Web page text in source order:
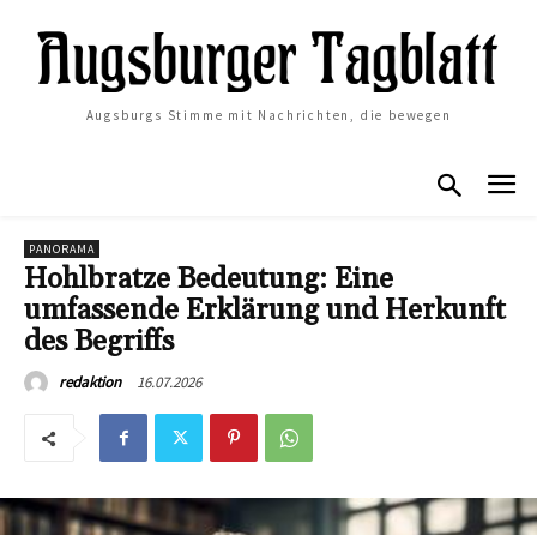
Augsburgs Stimme mit Nachrichten, die bewegen
PANORAMA
Hohlbratze Bedeutung: Eine
umfassende Erklärung und Herkunft
des Begriffs
redaktion 16.07.2026